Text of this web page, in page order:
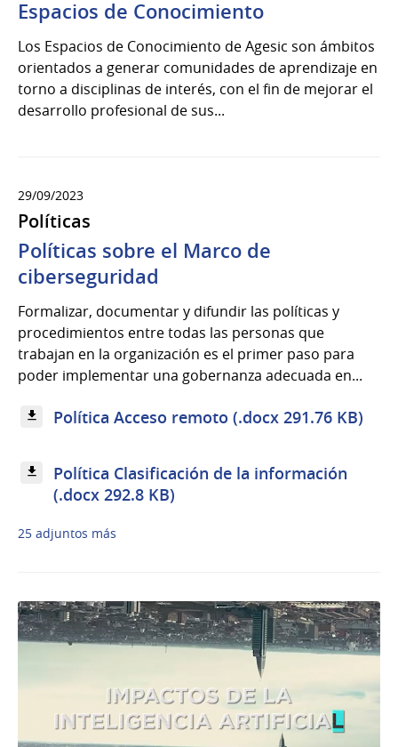
Espacios de Conocimiento
Los Espacios de Conocimiento de Agesic son ámbitos
orientados a generar comunidades de aprendizaje en
torno a disciplinas de interés, con el fin de mejorar el
desarrollo profesional de sus...
29/09/2023
Políticas
Políticas sobre el Marco de
ciberseguridad
Formalizar, documentar y difundir las políticas y
procedimientos entre todas las personas que
trabajan en la organización es el primer paso para
poder implementar una gobernanza adecuada en...
Política Acceso remoto (.docx 291.76 KB)
Política Clasificación de la información
(.docx 292.8 KB)
25 adjuntos más